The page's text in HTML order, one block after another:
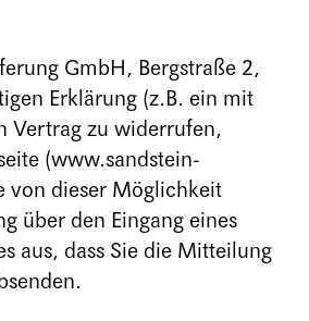
GmbH, Bergstraße 2,
Erklärung (z.B. ein mit
Vertrag zu widerrufen,
(www.sandstein-
von dieser Möglichkeit
über den Eingang eines
aus, dass Sie die Mitteilung